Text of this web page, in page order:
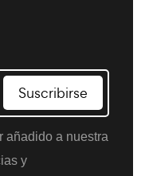
Suscribirse
añadido a nuestra
y